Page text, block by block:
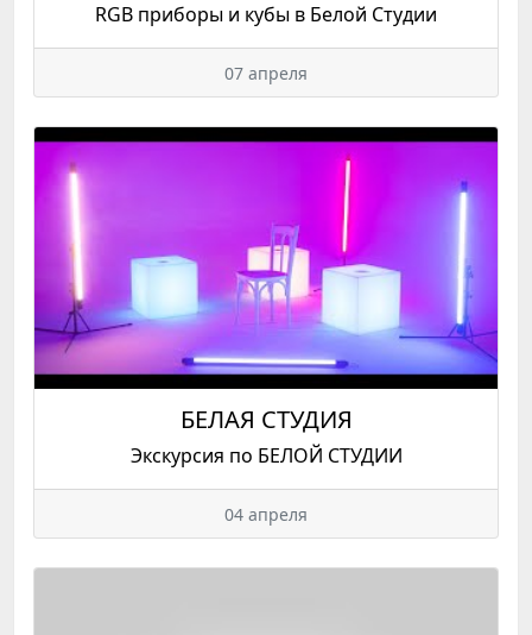
RGB приборы и кубы в Белой Студии
07 апреля
БЕЛАЯ СТУДИЯ
Экскурсия по БЕЛОЙ СТУДИИ
04 апреля